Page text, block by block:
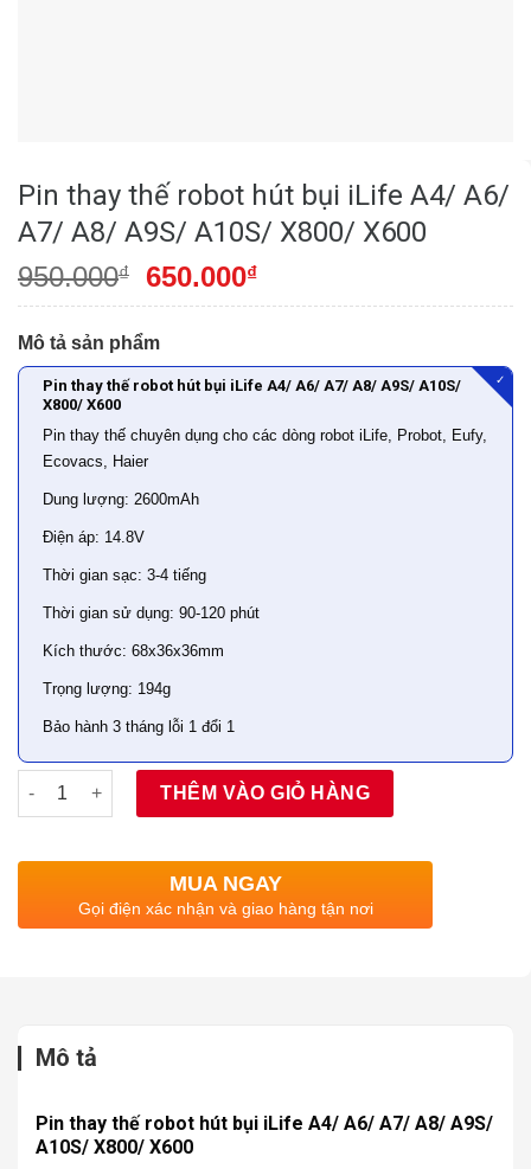
Pin thay thế robot hút bụi iLife A4/ A6/
A7/ A8/ A9S/ A10S/ X800/ X600
950.000₫ 650.000₫
Mô tả sản phẩm
Pin thay thế robot hút bụi iLife A4/ A6/ A7/ A8/ A9S/ A10S/
X800/ X600
Pin thay thế chuyên dụng cho các dòng robot iLife, Probot, Eufy,
Ecovacs, Haier
Dung lượng: 2600mAh
Điện áp: 14.8V
Thời gian sạc: 3-4 tiếng
Thời gian sử dụng: 90-120 phút
Kích thước: 68x36x36mm
Trọng lượng: 194g
Bảo hành 3 tháng lỗi 1 đổi 1
✓
Số lượng THÊM VÀO GIỎ HÀNG
MUA NGAY
Gọi điện xác nhận và giao hàng tận nơi
Mô tả
Pin thay thế robot hút bụi iLife A4/ A6/ A7/ A8/ A9S/
A10S/ X800/ X600